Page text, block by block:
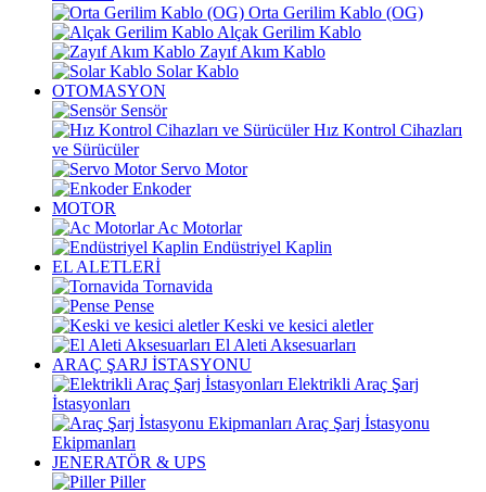
Orta Gerilim Kablo (OG)
Alçak Gerilim Kablo
Zayıf Akım Kablo
Solar Kablo
OTOMASYON
Sensör
Hız Kontrol Cihazları
ve Sürücüler
Servo Motor
Enkoder
MOTOR
Ac Motorlar
Endüstriyel Kaplin
EL ALETLERİ
Tornavida
Pense
Keski ve kesici aletler
El Aleti Aksesuarları
ARAÇ ŞARJ İSTASYONU
Elektrikli Araç Şarj
İstasyonları
Araç Şarj İstasyonu
Ekipmanları
JENERATÖR & UPS
Piller